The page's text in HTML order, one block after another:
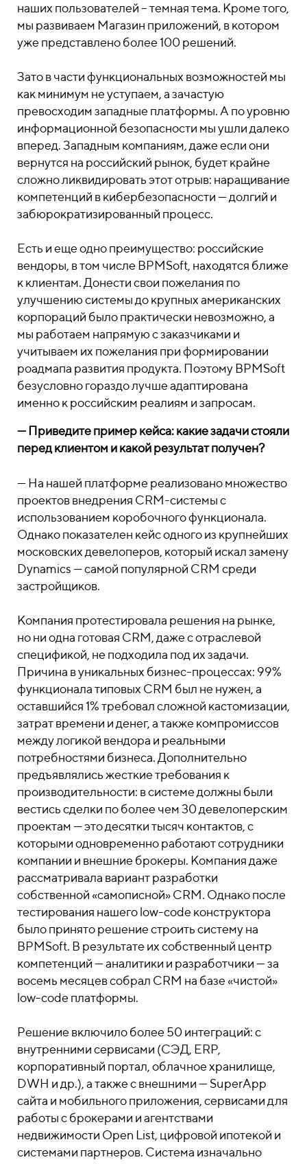
наших пользователей – темная тема. Кроме того,
мы развиваем Магазин приложений, в котором
уже представлено более 100 решений.
Зато в части функциональных возможностей мы
как минимум не уступаем, а зачастую
превосходим западные платформы. А по уровню
информационной безопасности мы ушли далеко
вперед. Западным компаниям, даже если они
вернутся на российский рынок, будет крайне
сложно ликвидировать этот отрыв: наращивание
компетенций в кибербезопасности — долгий и
забюрократизированный процесс.
Есть и еще одно преимущество: российские
вендоры, в том числе BPMSoft, находятся ближе
к клиентам. Донести свои пожелания по
улучшению системы до крупных американских
корпораций было практически невозможно, а
мы работаем напрямую с заказчиками и
учитываем их пожелания при формировании
роадмапа развития продукта. Поэтому BPMSoft
безусловно гораздо лучше адаптирована
именно к российским реалиям и запросам.
— Приведите пример кейса: какие задачи стояли
перед клиентом и какой результат получен?
—На нашей платформе реализовано множество
проектов внедрения CRM-системы с
использованием коробочного функционала.
Однако показателен кейс одного из крупнейших
московских девелоперов, который искал замену
Dynamics — самой популярной CRM среди
застройщиков.
Компания протестировала решения на рынке,
но ни одна готовая CRM, даже с отраслевой
спецификой, не подходила под их задачи.
Причина в уникальных бизнес-процессах: 99%
функционала типовых CRM был не нужен, а
оставшийся 1% требовал сложной кастомизации,
затрат времени и денег, а также компромиссов
между логикой вендора и реальными
потребностями бизнеса. Дополнительно
предъявлялись жесткие требования к
производительности: в системе должны были
вестись сделки по более чем 30 девелоперским
проектам — это десятки тысяч контактов, с
которыми одновременно работают сотрудники
компании и внешние брокеры. Компания даже
рассматривала вариант разработки
собственной «самописной» CRM. Однако после
тестирования нашего low-code конструктора
было принято решение строить систему на
BPMSoft. В результате их собственный центр
компетенций — аналитики и разработчики — за
восемь месяцев собрал CRM на базе «чистой»
low-code платформы.
Решение включило более 50 интеграций: с
внутренними сервисами (СЭД, ERP,
корпоративный портал, облачное хранилище,
DWH и др.), а также с внешними — SuperApp
сайта и мобильного приложения, сервисами для
работы с брокерами и агентствами
недвижимости Open List, цифровой ипотекой и
системами партнеров. Система изначально